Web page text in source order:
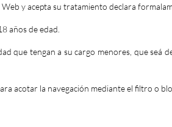
y acepta su tratamiento declara
años de edad.
que tengan a su cargo menores, que
acotar la navegación mediante el filtro o